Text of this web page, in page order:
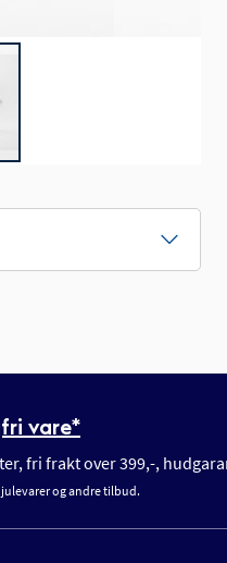
vare*
fri frakt over 399,-,
og andre tilbud.